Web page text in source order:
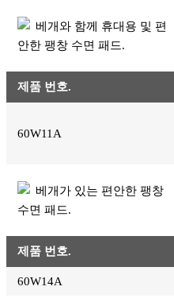
제품 번호.
60W11A
제품 번호.
60W14A